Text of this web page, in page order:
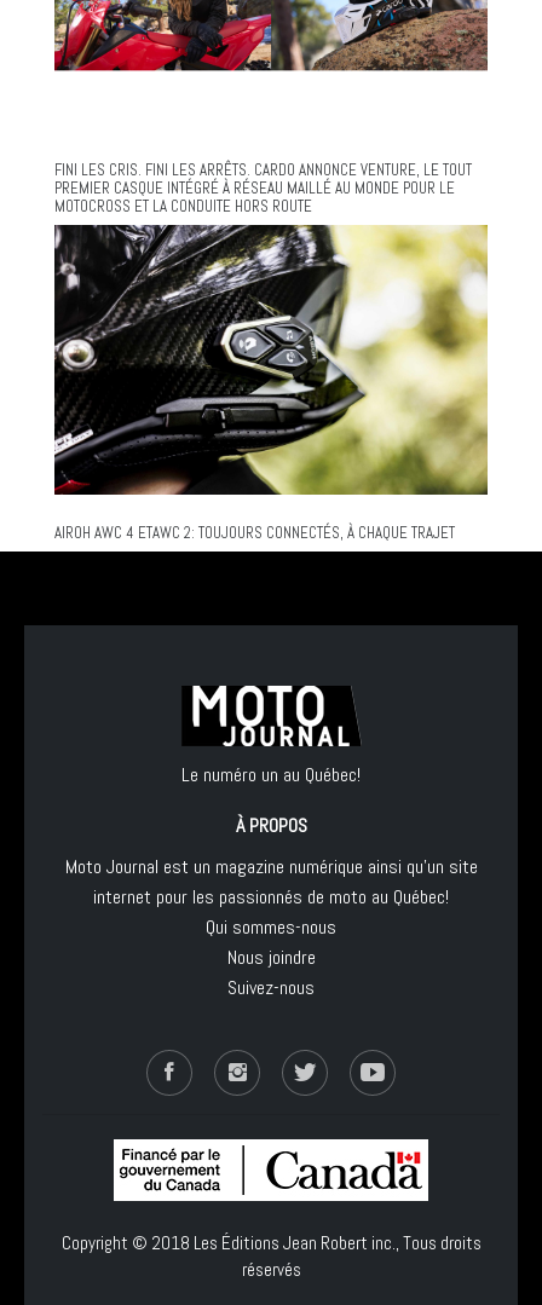
FINI LES CRIS. FINI LES ARRÊTS. CARDO ANNONCE VENTURE, LE TOUT
PREMIER CASQUE INTÉGRÉ À RÉSEAU MAILLÉ AU MONDE POUR LE
MOTOCROSS ET LA CONDUITE HORS ROUTE
AIROH AWC 4 ETAWC 2: TOUJOURS CONNECTÉS, À CHAQUE TRAJET
Le numéro un au Québec!
À PROPOS
Moto Journal est un magazine numérique ainsi qu'un site
internet pour les passionnés de moto au Québec!
Qui sommes-nous
Nous joindre
Suivez-nous
Copyright © 2018 Les Éditions Jean Robert inc., Tous droits
réservés